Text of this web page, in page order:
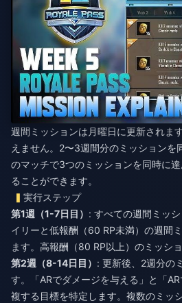
週間ミッションは月曜日に更新されま
えません。2〜3週間分のミッションを
のマッチで3つのミッションを同時に
ることができます。
実行ステップ
第1週（1-7日目） : すべての週間ミッ
イリーと低報酬（60 RP未満）の週間
ます。高報酬（80 RP以上）のミッシ
第2週（8-14日目） : 更新後、2週分の
す。「ARでダメージを与える」と「
複する目標を特定します。複数のミッ